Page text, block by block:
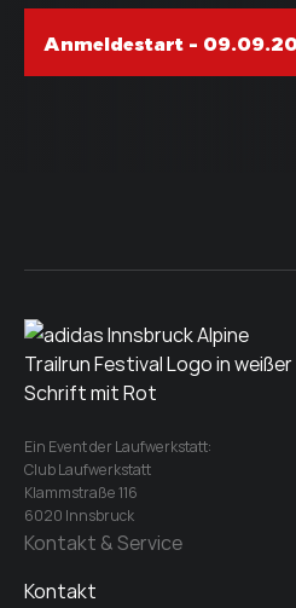
Anmeldestart -
Ein Event der Laufwerkstatt:
Club Laufwerkstatt
Klammstraße 116
6020 Innsbruck
Kontakt & Service
Kontakt